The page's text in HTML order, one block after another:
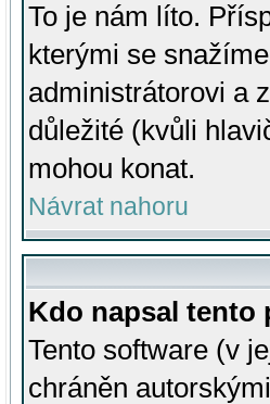
To je nám líto.
kterými se
administrátorovi a
důležité (kvůli
mohou konat.
Návrat nahoru
Kdo napsal tento
Tento software (v
chráněn